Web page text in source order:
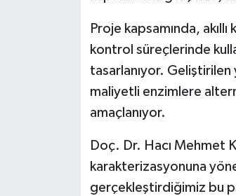
Proje kapsamında,
kontrol süreçlerinde
tasarlanıyor.
maliyetli enzimlere
amaçlanıyor.
Doç. Dr. Hacı Mehmet
karakterizasyonuna
gerçekleştirdiğimiz bu